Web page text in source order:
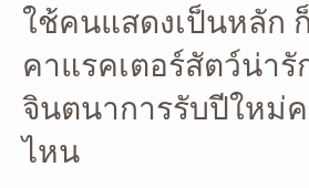
ใช้คนแสดงเป็นหลัก
คาแรคเตอร์สัตว์น่ารั
จินตนาการรับปีใหม่ค
ไหน